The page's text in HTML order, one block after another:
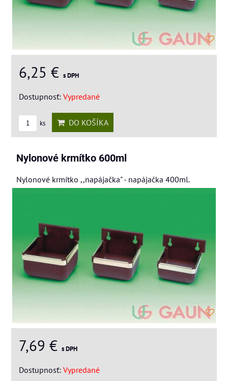
6,25 € s DPH
Dostupnosť: Vypredané
ks DO KOŠÍKA
Nylonové krmítko 600ml
Nylonové krmítko ,,napájačka" - napájačka 400ml.
7,69 € s DPH
Dostupnosť: Vypredané